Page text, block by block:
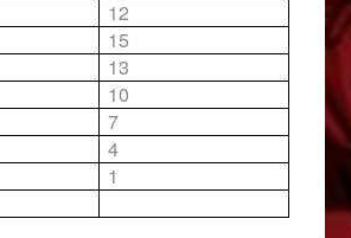
12
15
13
10
7
4
1